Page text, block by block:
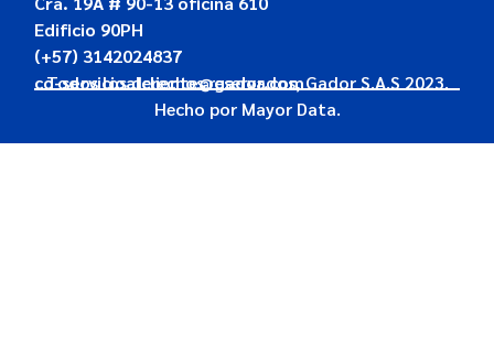
Edificio 90PH
(+57) 3142024837
co-servicioalcliente@gador.com
Todos los derechos reservados, Gador S.A.S 2023.
Hecho por Mayor Data.